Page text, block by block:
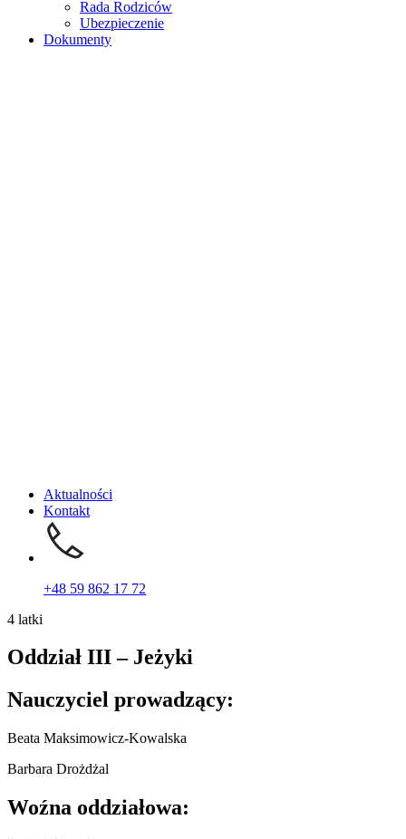
Rada Rodziców
Ubezpieczenie
Dokumenty
Aktualności
Kontakt
+48 59 862 17 72
4 latki
Oddział III – Jeżyki
Nauczyciel prowadzący:
Beata Maksimowicz-Kowalska
Barbara Drożdżal
Woźna oddziałowa: